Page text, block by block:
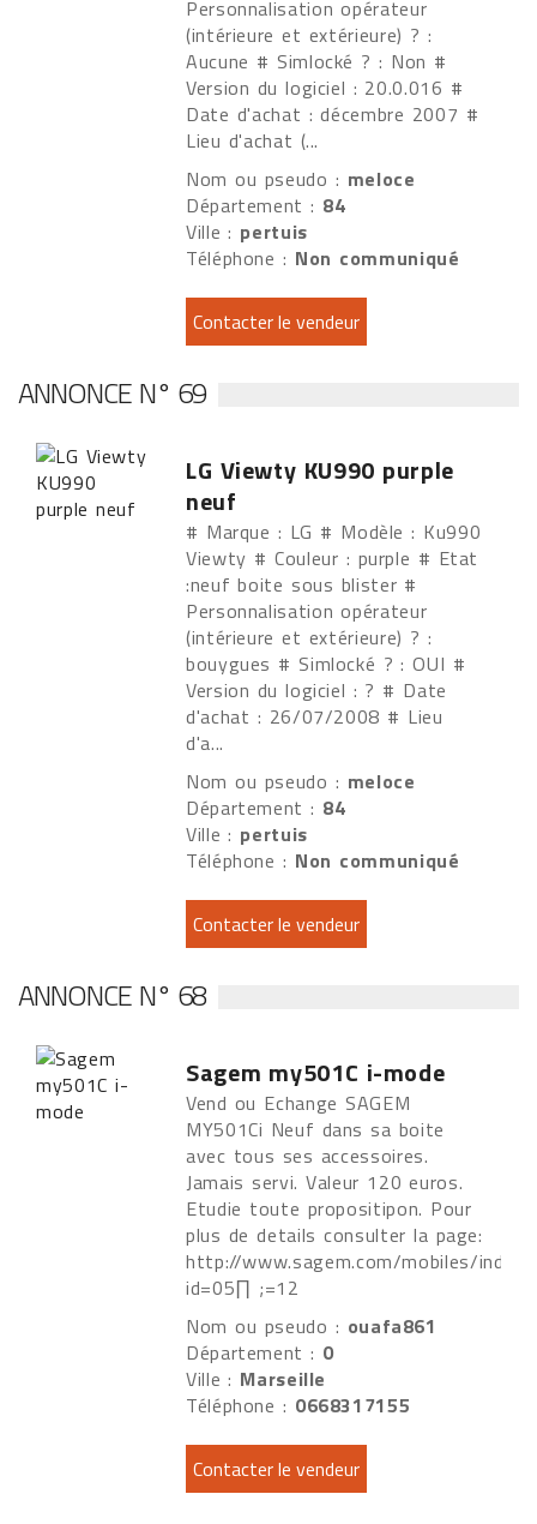
Personnalisation opérateur
(intérieure et extérieure) ? :
Aucune # Simlocké ? : Non #
Version du logiciel : 20.0.016 #
Date d'achat : décembre 2007 #
Lieu d'achat (...
Nom ou pseudo : meloce
Département : 84
Ville : pertuis
Téléphone : Non communiqué
ANNONCE N° 69
LG Viewty KU990 purple
neuf
# Marque : LG # Modèle : Ku990
Viewty # Couleur : purple # Etat
:neuf boite sous blister #
Personnalisation opérateur
(intérieure et extérieure) ? :
bouygues # Simlocké ? : OUI #
Version du logiciel : ? # Date
d'achat : 26/07/2008 # Lieu
d'a...
Nom ou pseudo : meloce
Département : 84
Ville : pertuis
Téléphone : Non communiqué
ANNONCE N° 68
Sagem my501C i-mode
Vend ou Echange SAGEM
MY501Ci Neuf dans sa boite
avec tous ses accessoires.
Jamais servi. Valeur 120 euros.
Etudie toute propositipon. Pour
plus de details consulter la page:
http://www.sagem.com/mobiles/
id=05∏ ;=12
Nom ou pseudo : ouafa861
Département : 0
Ville : Marseille
Téléphone : 0668317155